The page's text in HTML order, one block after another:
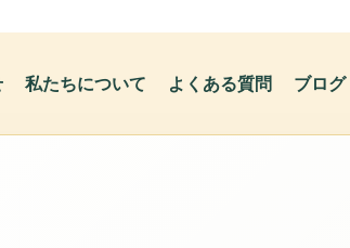
私たちについて よくある質問 ブログ